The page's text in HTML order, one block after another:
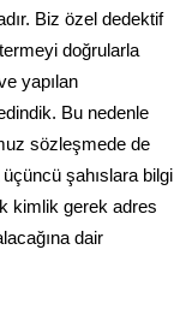
Biz özel dedektif
doğrularla
yapılan
Bu nedenle
sözleşmede de
şahıslara bilgi
kimlik gerek adres
dair